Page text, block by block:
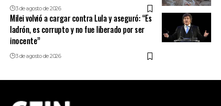
3 de agosto de 2026
Milei volvió a cargar contra Lula y aseguró: “Es
ladrón, es corrupto y no fue liberado por ser
inocente”
3 de agosto de 2026